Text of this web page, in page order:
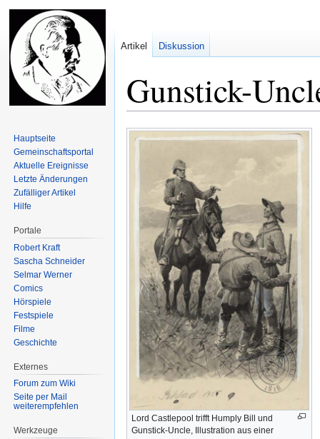
Gunstick-
Zur
Zur
Lord Castlepool trifft Humply Bill und
Gunstick-Uncle, Illustration aus einer
Artikel Diskussion
Hauptseite
Gemeinschafts­portal
Aktuelle Ereignisse
Letzte Änderungen
Zufälliger Artikel
Hilfe
Portale
Robert Kraft
Sascha Schneider
Selmar Werner
Comics
Hörspiele
Festspiele
Filme
Geschichte
Externes
Forum zum Wiki
Seite per Mail
weiterempfehlen
Werkzeuge